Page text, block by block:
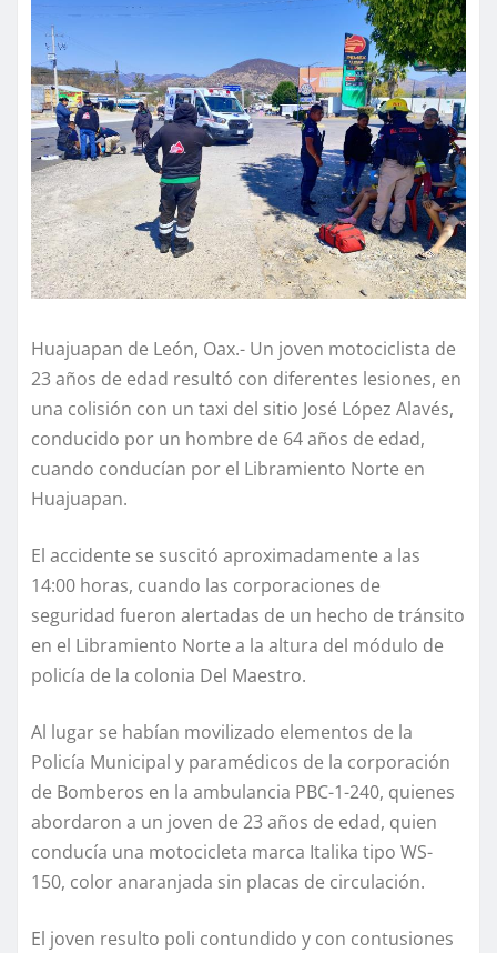
Huajuapan de León, Oax.- Un joven motociclista de
23 años de edad resultó con diferentes lesiones, en
una colisión con un taxi del sitio José López Alavés,
conducido por un hombre de 64 años de edad,
cuando conducían por el Libramiento Norte en
Huajuapan.
El accidente se suscitó aproximadamente a las
14:00 horas, cuando las corporaciones de
seguridad fueron alertadas de un hecho de tránsito
en el Libramiento Norte a la altura del módulo de
policía de la colonia Del Maestro.
Al lugar se habían movilizado elementos de la
Policía Municipal y paramédicos de la corporación
de Bomberos en la ambulancia PBC-1-240, quienes
abordaron a un joven de 23 años de edad, quien
conducía una motocicleta marca Italika tipo WS-
150, color anaranjada sin placas de circulación.
El joven resulto poli contundido y con contusiones